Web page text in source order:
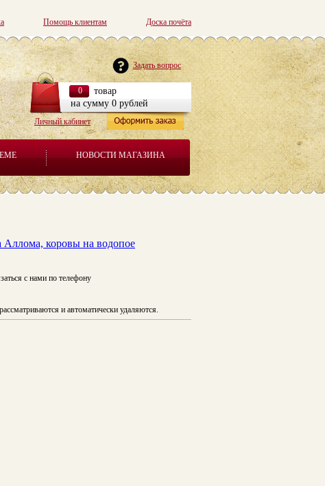
Доска почёта
Помощь клиентам
НОВОСТИ МАГАЗИНА
Личный кабинет
Задать вопрос
0
товар
на сумму 0 рублей
Аллома, коровы на водопое
с нами по телефону
и автоматически удаляются.